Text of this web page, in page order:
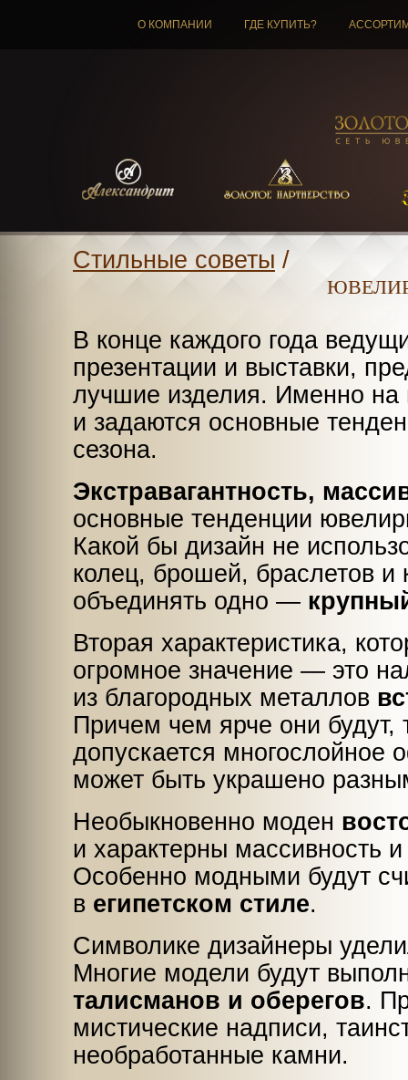
О КОМПАНИИ ГДЕ КУПИТЬ?
Стильные советы /
В конце каждого года
презентации и выставки,
лучшие изделия. Именно на
и задаются основные
сезона.
Экстравагантность,
основные тенденции
Какой бы дизайн не
колец, брошей, браслетов и
объединять одно —
Вторая характеристика,
огромное значение — это
из благородных металлов
Причем чем ярче они
допускается многослойное
может быть украшено
Необыкновенно моден
и характерны массивность
Особенно модными будут
в египетском стиле.
Символике дизайнеры
Многие модели будут
талисманов и оберегов.
мистические надписи,
необработанные камни.